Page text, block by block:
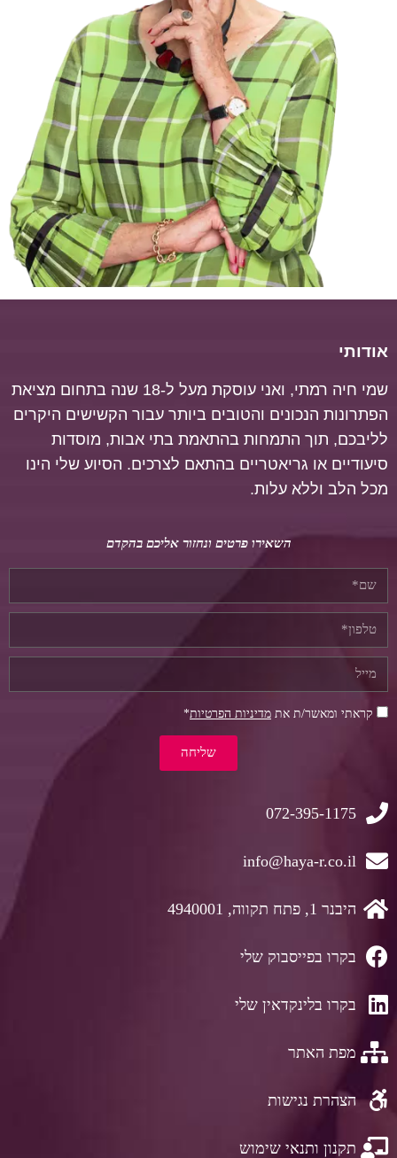
אודותי
שמי חיה רמתי, ואני עוסקת מעל ל-18 שנה בתחום מציאת
הפתרונות הנכונים והטובים ביותר עבור הקשישים היקרים
לליבכם, תוך התמחות בהתאמת בתי אבות, מוסדות
סיעודיים או גריאטריים בהתאם לצרכים. הסיוע שלי הינו
מכל הלב וללא עלות.
השאירו פרטים ונחזור אליכם בהקדם
קראתי ומאשר/ת את מדיניות הפרטיות*
שליחה
072-395-1175
info@haya-r.co.il
היבנר 1, פתח תקווה, 4940001
בקרו בפייסבוק שלי
בקרו בלינקדאין שלי
מפת האתר
הצהרת נגישות
תקנון ותנאי שימוש